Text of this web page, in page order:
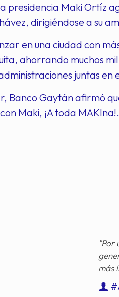
presidencia Maki Ortíz
dirigiéndose a su
en una ciudad con
ahorrando muchos
juntas
Banco Gaytán afirmó
Maki, ¡A toda MAKIna!.
"Por
más